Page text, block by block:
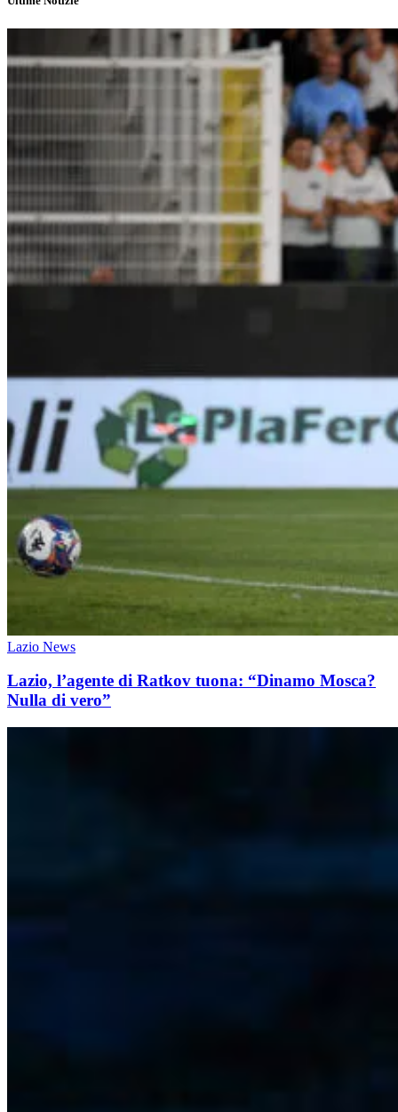
Lazio News
Lazio, l’agente di Ratkov tuona: “Dinamo Mosca?
Nulla di vero”